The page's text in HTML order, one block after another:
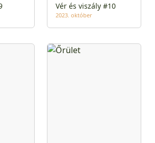
Vér és viszály #10
2023. október